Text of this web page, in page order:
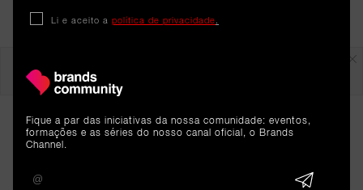
Li e aceito a política de privacidade
Fique a par das iniciativas da nossa comunidade: eventos,
formações e as séries do nosso canal oficial, o Brands
Channel.